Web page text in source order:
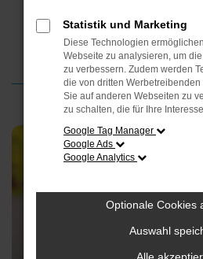
Verschleiß deutlich
Lebensdauer
Statistik und Marketing
Diese Technologien
Webseite zu analysieren, um
zu verbessern. Zudem werden
die von dritten
Sie auf anderen Webseiten zu
zu schalten, die für Ihre
Google Tag Manager
Google Ads
Google Analytics
Optionale Cookies
Auswahl